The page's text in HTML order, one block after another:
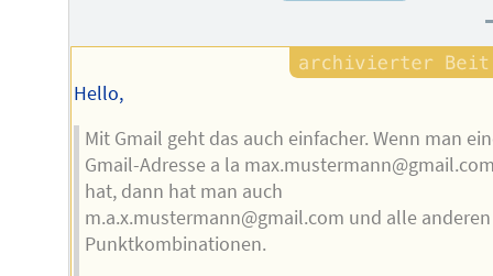
Autors
Hello,
Mit Gmail geht das auch einfacher. Wenn man
Gmail-Adresse a la
hat, dann hat man auch
m.a.x.mustermann@gmail.com und alle anderen
Punktkombinationen.